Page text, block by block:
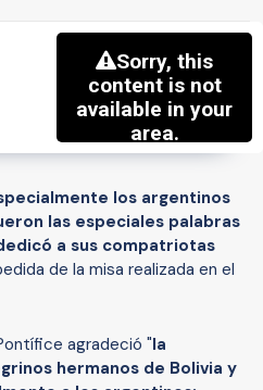
los argentinos
las especiales palabras
a sus compatriotas
de la misa realizada en el
agradeció "la
hermanos de Bolivia y